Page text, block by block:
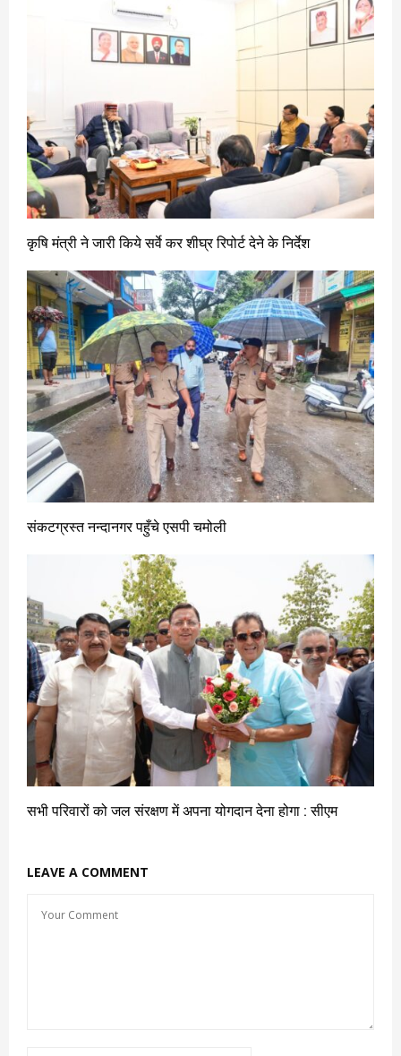
कृषि मंत्री ने जारी किये सर्वे कर शीघ्र रिपोर्ट देने के निर्देश
संकटग्रस्त नन्दानगर पहुँचे एसपी चमोली
सभी परिवारों को जल संरक्षण में अपना योगदान देना होगा : सीएम
LEAVE A COMMENT